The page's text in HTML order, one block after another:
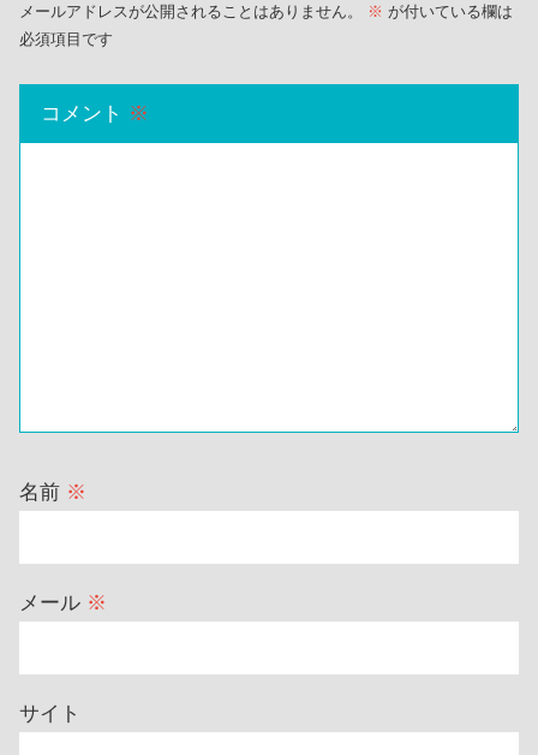
メールアドレスが公開されることはありません。 ※ が付いている欄は
必須項目です
コメント ※
名前 ※
メール ※
サイト